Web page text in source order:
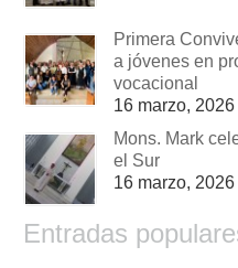
Primera
a jóvenes en
vocacional
16 marzo, 2026
Mons. Mark
el Sur
16 marzo, 2026
Entradas